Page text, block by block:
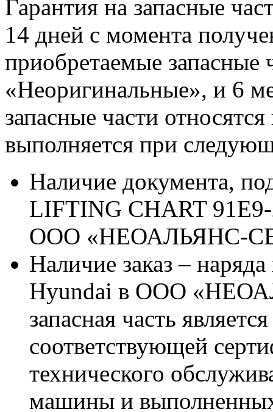
Гарантия на запасные
14 дней с момента
приобретаемые запасные
«Неоригинальные», и 6
запасные части
выполняется при
Наличие документа,
LIFTING CHART
ООО «НЕОАЛЬЯНС-
Наличие заказ –
Hyundai в ООО
запасная часть
соответствующей
технического
машины и